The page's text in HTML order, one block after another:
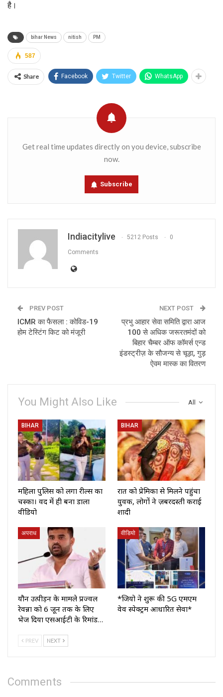
है।
bihar News nitish PM
587
Share Facebook Twitter WhatsApp
Get real time updates directly on you device, subscribe
now.
Subscribe
Indiacitylive 5212 Posts 0
Comments
PREV POST
ICMR का फैसला : कोविड-19
होम टेस्टिंग किट को मंजूरी
NEXT POST
प्रभु आहार सेवा समिति द्वारा आज
100 से अधिक जरूरतमंदों को
बिहार चैम्बर ऑफ कॉमर्स एन्ड
इंडस्ट्रीज़ के सौजन्य से चूड़ा, गुड़
ऐवम मास्क का वितरण
All
You Might Also Like
BIHAR
महिला पुलिस को लगा रील्स का
चस्का। वर्दी में ही बना डाला
वीडियो
BIHAR
रात को प्रेमिका से मिलने पहुंचा
युवक, लोगों ने ज़बरदस्ती कराई
शादी
अपराध
यौन उत्पीड़न के मामले प्रज्वल
रेवन्ना को 6 जून तक के लिए
भेज दिया एसआईटी के रिमांड…
वीडियो
*जियो ने शुरू की 5G एमएम
वेव स्पेक्ट्रम आधारित सेवा*
PREV NEXT
Comments